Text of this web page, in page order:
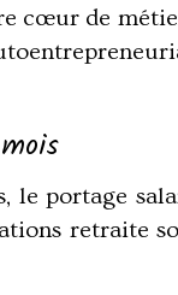
de
le portage
retraite